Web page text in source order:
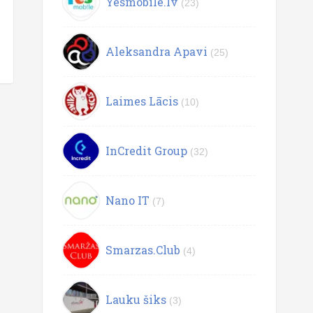
(23)
Aleksandra Apavi (25)
Laimes Lācis (10)
InCredit Group (32)
Nano IT (7)
Smarzas.Club (4)
Lauku šiks (3)